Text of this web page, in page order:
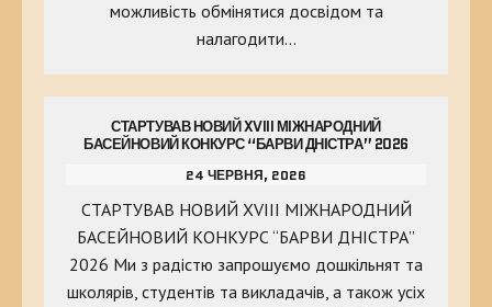
можливість обмінятися досвідом та
налагодити…
СТАРТУВАВ НОВИЙ XVIII МІЖНАРОДНИЙ
БАСЕЙНОВИЙ КОНКУРС “БАРВИ ДНІСТРА” 2026
24 ЧЕРВНЯ, 2026
СТАРТУВАВ НОВИЙ XVIII МІЖНАРОДНИЙ
БАСЕЙНОВИЙ КОНКУРС “БАРВИ ДНІСТРА”
2026 Ми з радістю запрошуємо дошкільнят та
школярів, студентів та викладачів, а також усіх